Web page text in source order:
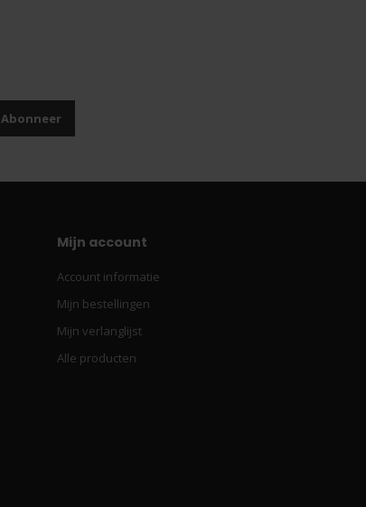
Abonneer
Mijn account
Account informatie
Mijn bestellingen
Mijn verlanglijst
Alle producten